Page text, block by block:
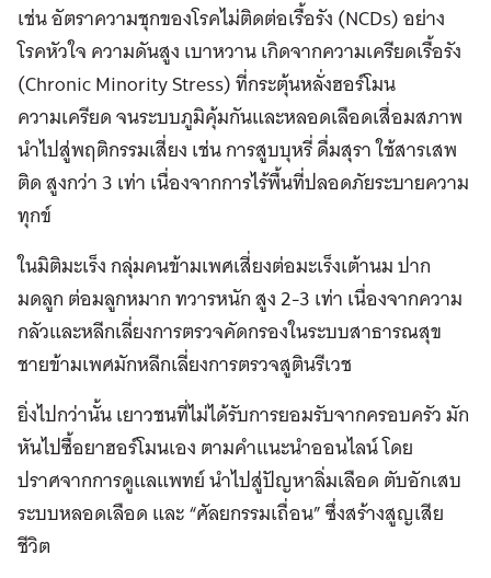
เช่น อัตราความชุกของโรคไม่ติดต่อเรื้อรัง (NCDs) อย่าง
โรคหัวใจ ความดันสูง เบาหวาน เกิดจากความเครียดเรื้อรัง
(Chronic Minority Stress) ที่กระตุ้นหลั่งฮอร์โมน
ความเครียด จนระบบภูมิคุ้มกันและหลอดเลือดเสื่อมสภาพ
นำไปสู่พฤติกรรมเสี่ยง เช่น การสูบบุหรี่ ดื่มสุรา ใช้สารเสพ
ติด สูงกว่า 3 เท่า เนื่องจากการไร้พื้นที่ปลอดภัยระบายความ
ทุกข์
ในมิติมะเร็ง กลุ่มคนข้ามเพศเสี่ยงต่อมะเร็งเต้านม ปาก
มดลูก ต่อมลูกหมาก ทวารหนัก สูง 2-3 เท่า เนื่องจากความ
กลัวและหลีกเลี่ยงการตรวจคัดกรองในระบบสาธารณสุข
ชายข้ามเพศมักหลีกเลี่ยงการตรวจสูตินรีเวช
ยิ่งไปกว่านั้น เยาวชนที่ไม่ได้รับการยอมรับจากครอบครัว มัก
หันไปซื้อยาฮอร์โมนเอง ตามคำแนะนำออนไลน์ โดย
ปราศจากการดูแลแพทย์ นำไปสู่ปัญหาลิ่มเลือด ตับอักเสบ
ระบบหลอดเลือด และ “ศัลยกรรมเถื่อน” ซึ่งสร้างสูญเสีย
ชีวิต